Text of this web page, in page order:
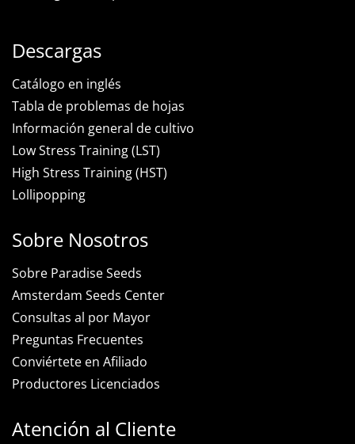
Descargas
Catálogo en inglés
Tabla de problemas de hojas
Información general de cultivo
Low Stress Training (LST)
High Stress Training (HST)
Lollipopping
Sobre Nosotros
Sobre Paradise Seeds
Amsterdam Seeds Center
Consultas al por Mayor
Preguntas Frecuentes
Conviértete en Afiliado
Productores Licenciados
Atención al Cliente